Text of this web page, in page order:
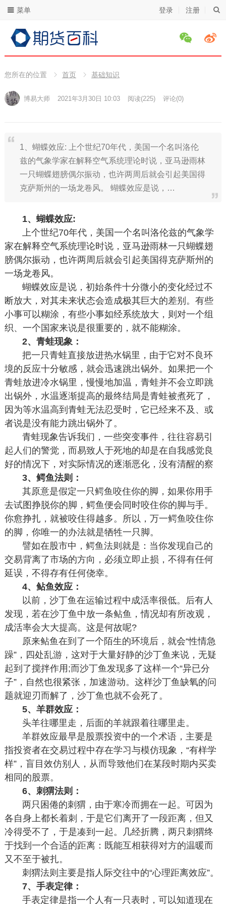
登录 注册
菜单
您所在的位置 首页 基础知识
博易大师 2021年3月30日 10:03 阅读(225) 评论(0)
1、蝴蝶效应: 上个世纪70年代，美国一个名叫洛伦
兹的气象学家在解释空气系统理论时说，亚马逊雨林
一只蝴蝶翅膀偶尔振动，也许两周后就会引起美国得
克萨斯州的一场龙卷风。 蝴蝶效应是说，…
1、蝴蝶效应:
上个世纪70年代，美国一个名叫洛伦兹的气象学
家在解释空气系统理论时说，亚马逊雨林一只蝴蝶翅
膀偶尔振动，也许两周后就会引起美国得克萨斯州的
一场龙卷风。
蝴蝶效应是说，初始条件十分微小的变化经过不
断放大，对其未来状态会造成极其巨大的差别。有些
小事可以糊涂，有些小事如经系统放大，则对一个组
织、一个国家来说是很重要的，就不能糊涂。
2、青蛙现象：
把一只青蛙直接放进热水锅里，由于它对不良环
境的反应十分敏感，就会迅速跳出锅外。如果把一个
青蛙放进冷水锅里，慢慢地加温，青蛙并不会立即跳
出锅外，水温逐渐提高的最终结局是青蛙被煮死了，
因为等水温高到青蛙无法忍受时，它已经来不及、或
者说是没有能力跳出锅外了。
青蛙现象告诉我们，一些突变事件，往往容易引
起人们的警觉，而易致人于死地的却是在自我感觉良
好的情况下，对实际情况的逐渐恶化，没有清醒的察
3、鳄鱼法则：
其原意是假定一只鳄鱼咬住你的脚，如果你用手
去试图挣脱你的脚，鳄鱼便会同时咬住你的脚与手。
你愈挣扎，就被咬住得越多。所以，万一鳄鱼咬住你
的脚，你唯一的办法就是牺牲一只脚。
譬如在股市中，鳄鱼法则就是：当你发现自己的
交易背离了市场的方向，必须立即止损，不得有任何
延误，不得存有任何侥幸。
4、鲇鱼效应：
以前，沙丁鱼在运输过程中成活率很低。后有人
发现，若在沙丁鱼中放一条鲇鱼，情况却有所改观，
成活率会大大提高。这是何故呢?
原来鲇鱼在到了一个陌生的环境后，就会“性情急
躁”，四处乱游，这对于大量好静的沙丁鱼来说，无疑
起到了搅拌作用;而沙丁鱼发现多了这样一个“异已分
子”，自然也很紧张，加速游动。这样沙丁鱼缺氧的问
题就迎刃而解了，沙丁鱼也就不会死了。
5、羊群效应：
头羊往哪里走，后面的羊就跟着往哪里走。
羊群效应最早是股票投资中的一个术语，主要是
指投资者在交易过程中存在学习与模仿现象，“有样学
样”，盲目效仿别人，从而导致他们在某段时期内买卖
相同的股票。
6、刺猬法则：
两只困倦的刺猬，由于寒冷而拥在一起。可因为
各自身上都长着刺，于是它们离开了一段距离，但又
冷得受不了，于是凑到一起。几经折腾，两只刺猬终
于找到一个合适的距离：既能互相获得对方的温暖而
又不至于被扎。
刺猬法则主要是指人际交往中的“心理距离效应”。
7、手表定律：
手表定律是指一个人有一只表时，可以知道现在